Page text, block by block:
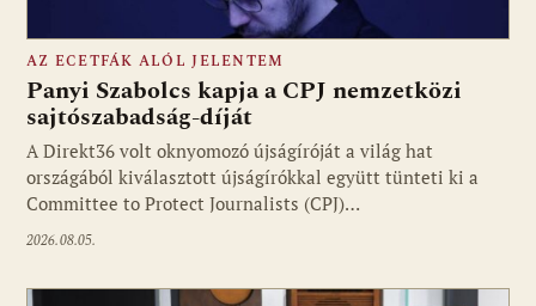
Fotó: media1.hu
AZ ECETFÁK ALÓL JELENTEM
Panyi Szabolcs kapja a CPJ nemzetközi
sajtószabadság-díját
A Direkt36 volt oknyomozó újságíróját a világ hat
országából kiválasztott újságírókkal együtt tünteti ki a
Committee to Protect Journalists (CPJ)…
2026.08.05.